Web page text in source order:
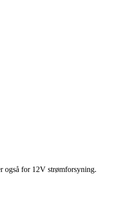
også for 12V strømforsyning.